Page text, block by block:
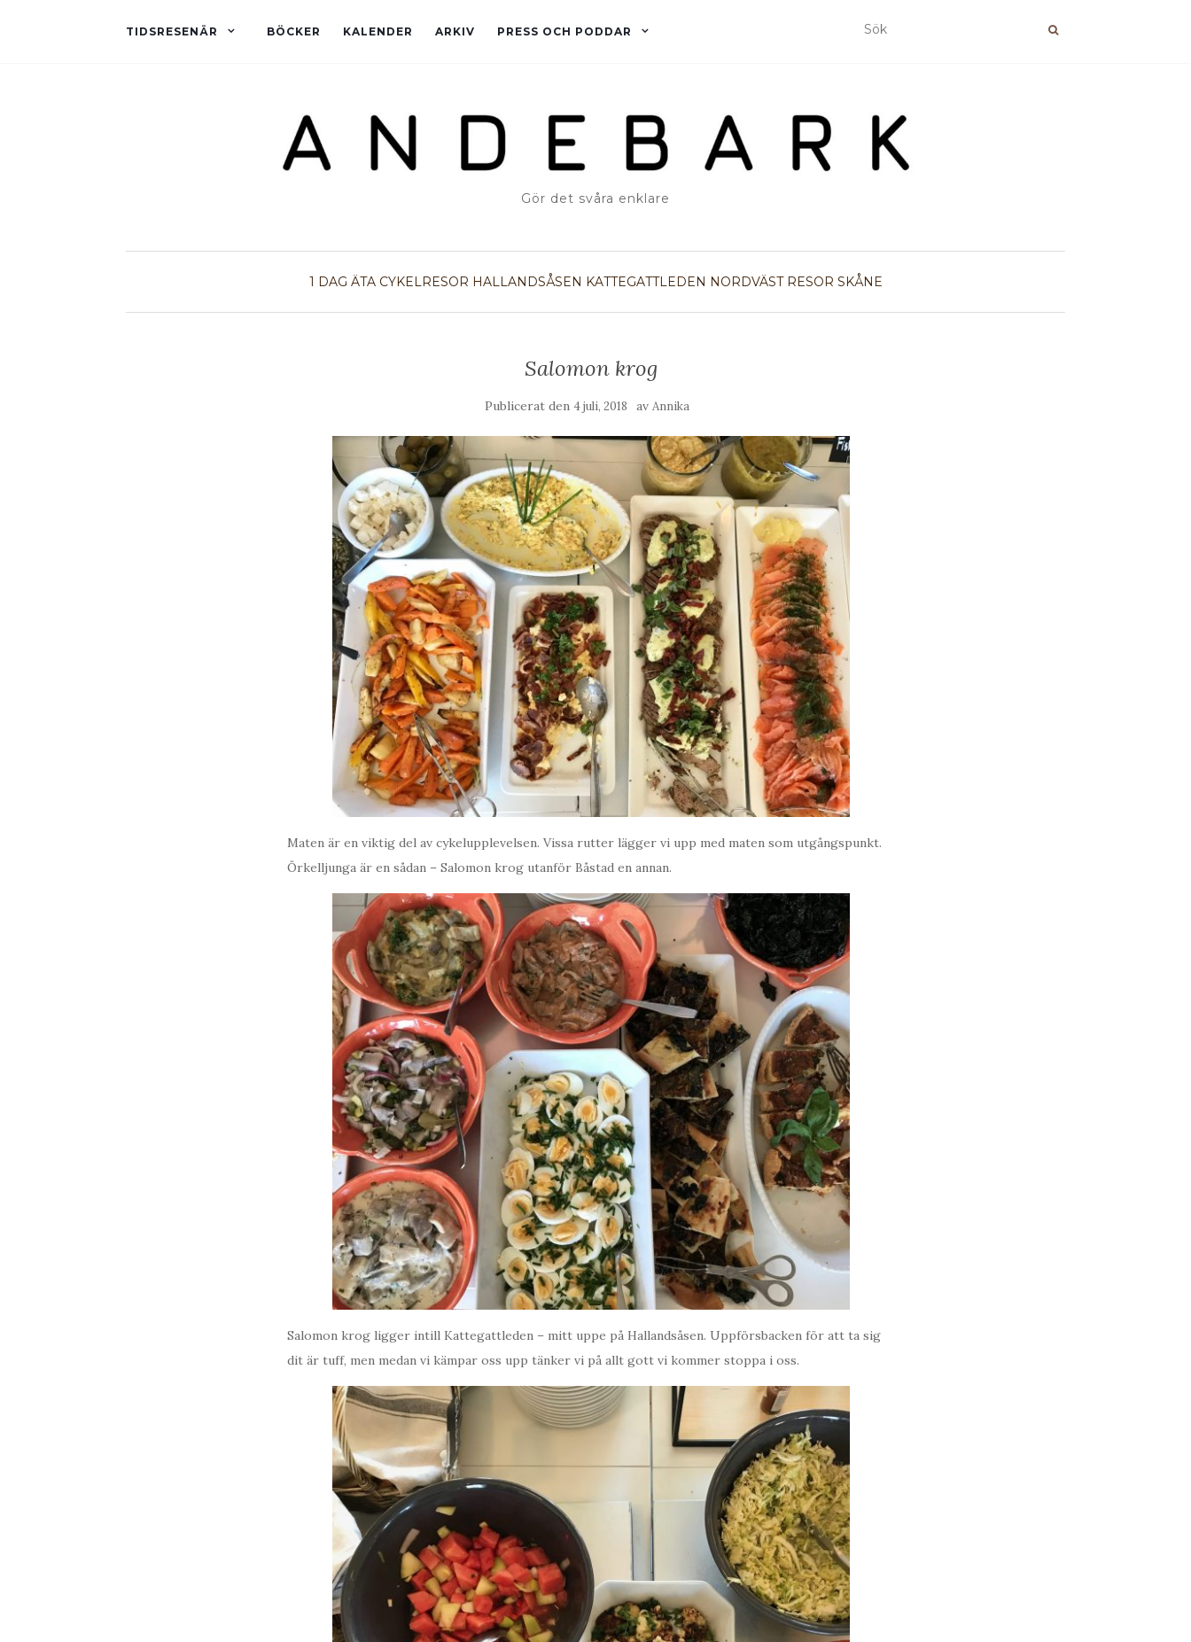
TIDSRESENÄR BÖCKER KALENDER ARKIV PRESS OCH PODDAR
Gör det svåra enklare
1 DAG ÄTA CYKELRESOR HALLANDSÅSEN KATTEGATTLEDEN NORDVÄST RESOR SKÅNE
Salomon krog
Publicerat den 4 juli, 2018 av Annika
Maten är en viktig del av cykelupplevelsen. Vissa rutter lägger vi upp med maten som utgångspunkt.
Örkelljunga är en sådan – Salomon krog utanför Båstad en annan.
Salomon krog ligger intill Kattegattleden – mitt uppe på Hallandsåsen. Uppförsbacken för att ta sig
dit är tuff, men medan vi kämpar oss upp tänker vi på allt gott vi kommer stoppa i oss.